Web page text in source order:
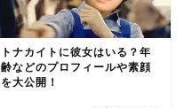
トナカイトに彼女はいる？年
齢などのプロフィールや素顔
を大公開！